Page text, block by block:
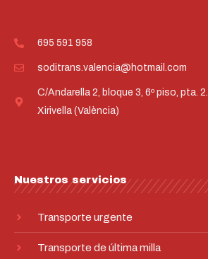
695 591 958​
soditrans.valencia@hotmail.com​
C/Andarella 2, bloque 3, 6º piso, pta. 2.
Xirivella (València)
Nuestros servicios
Transporte urgente
Transporte de última milla